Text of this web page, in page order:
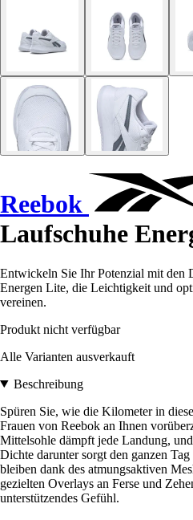
Reebok
Laufschuhe
Entwickeln Sie Ihr Potenzial mit den
Energen Lite, die Leichtigkeit und
vereinen.
Produkt nicht verfügbar
Alle Varianten ausverkauft
Beschreibung
Spüren Sie, wie die Kilometer in
Frauen von Reebok an Ihnen
Mittelsohle dämpft jede Landung,
Dichte darunter sorgt den ganzen
bleiben dank des atmungsaktiven
gezielten Overlays an Ferse und
unterstützendes Gefühl.